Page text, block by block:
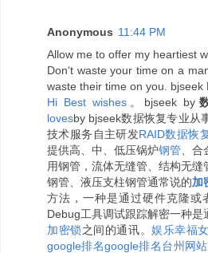
Anonymous 11:44 PM
Allow me to offer my heartiest
Don‘t waste your time on a
waste their time on you. bjseek
Hi Best wishes 。bjseek by
lovesby bjseek数据恢复专业从
技术服务自主研发RAID数据恢
提供高、中、低压锅炉钢管 、合
用钢管，流体无缝管、结构无
钢管、液压支柱钢管通常说的加
方法，一种是通过硬件克隆或
Debug工具调试跟踪解密一种
加密锁之间的通讯。娱乐幸福
google排名google排名台州网